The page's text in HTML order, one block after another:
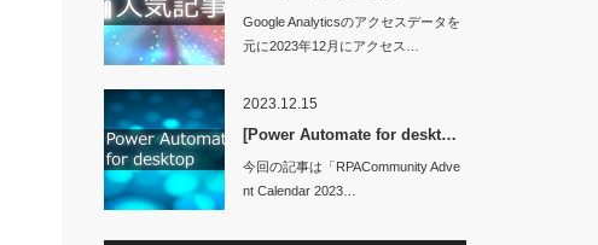
Google Analyticsのアクセスデータを
元に2023年12月にアクセス…
2023.12.15
[Power Automate for deskt…
今回の記事は「RPACommunity Adve
nt Calendar 2023…